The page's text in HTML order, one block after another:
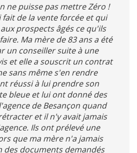
ne puisse pas mettre Zéro !
fait de la vente forcée et qui
prospects âgés ce qu'ils
Ma mère de 83 ans a été
un conseiller suite à une
et elle a souscrit un contrat
sans même s'en rendre
réussi à lui prendre son
bleue et lui ont donné des
de Besançon quand
et il n'y avait jamais
Ils ont prélevé une
que ma mère n'a jamais
des documents demandés